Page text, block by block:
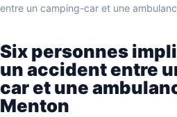
entre un camping-car et une
Six personnes
un accident entre
car et une
Menton